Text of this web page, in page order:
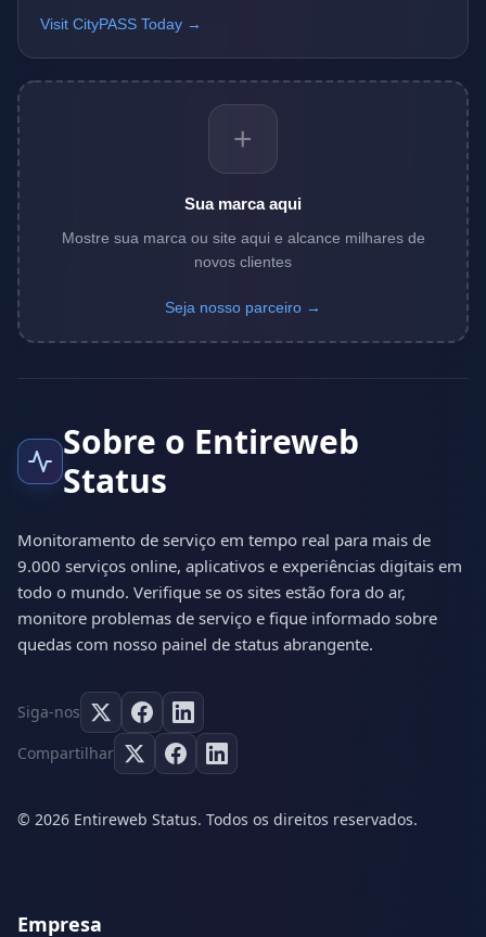
Visit CityPASS Today →
+
Sua marca aqui
Mostre sua marca ou site aqui e alcance milhares de
novos clientes
Seja nosso parceiro →
Sobre o Entireweb
Status
Monitoramento de serviço em tempo real para mais de
9.000 serviços online, aplicativos e experiências digitais em
todo o mundo. Verifique se os sites estão fora do ar,
monitore problemas de serviço e fique informado sobre
quedas com nosso painel de status abrangente.
Siga-nos
Compartilhar
© 2026 Entireweb Status. Todos os direitos reservados.
Empresa